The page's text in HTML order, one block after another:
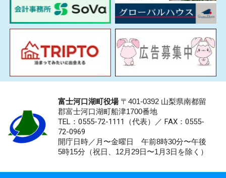
富士河口湖町役場〒401-0392 山梨県南都留
郡富士河口湖町船津1700番地
TEL：0555-72-1111 （代表）／ FAX：0555-
72-0969
開庁日時／月〜金曜日 午前8時30分〜午後
5時15分（祝日、12月29日〜1月3日を除く）